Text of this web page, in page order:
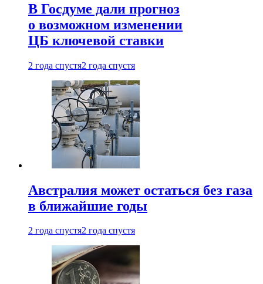
В Госдуме дали прогноз
о возможном изменении
ЦБ ключевой ставки
2 года спустя2 года спустя
Австралия может остаться без газа
в ближайшие годы
2 года спустя2 года спустя